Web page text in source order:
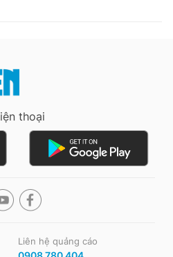
thoại
Liên hệ quảng cáo